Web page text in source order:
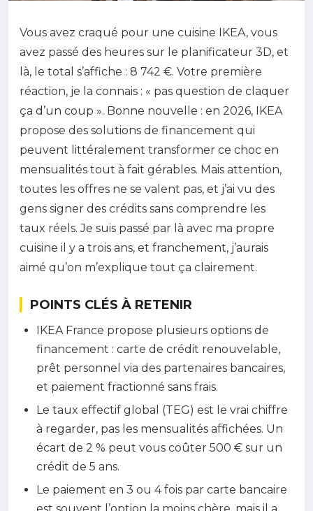
Vous avez craqué pour une cuisine IKEA, vous
avez passé des heures sur le planificateur 3D, et
là, le total s’affiche : 8 742 €. Votre première
réaction, je la connais : « pas question de claquer
ça d’un coup ». Bonne nouvelle : en 2026, IKEA
propose des solutions de financement qui
peuvent littéralement transformer ce choc en
mensualités tout à fait gérables. Mais attention,
toutes les offres ne se valent pas, et j’ai vu des
gens signer des crédits sans comprendre les
taux réels. Je suis passé par là avec ma propre
cuisine il y a trois ans, et franchement, j’aurais
aimé qu’on m’explique tout ça clairement.
POINTS CLÉS À RETENIR
IKEA France propose plusieurs options de
financement : carte de crédit renouvelable,
prêt personnel via des partenaires bancaires,
et paiement fractionné sans frais.
Le taux effectif global (TEG) est le vrai chiffre
à regarder, pas les mensualités affichées. Un
écart de 2 % peut vous coûter 500 € sur un
crédit de 5 ans.
Le paiement en 3 ou 4 fois par carte bancaire